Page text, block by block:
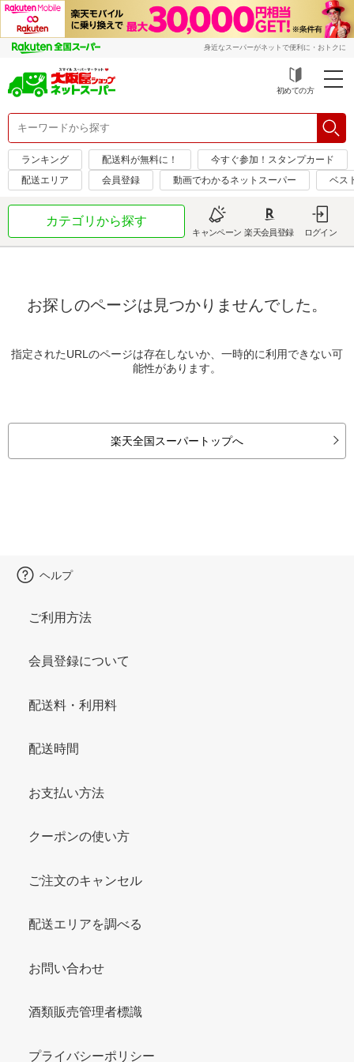
身近なスーパーがネットで便利に・おトクに
初めての方
ランキング 配送料が無料に！
今すぐ参加！スタンプカード
配送エリア
会員登録 動画でわかるネットスーパー ベス
カテゴリから探す
キャンペーン 楽天会員登録 ログイン
お探しのページは見つかりませんでした。
指定されたURLのページは存在しないか、一時的に利用できない可
能性があります。
楽天全国スーパートップへ
ヘルプ
ご利用方法
会員登録について
配送料・利用料
配送時間
お支払い方法
クーポンの使い方
ご注文のキャンセル
配送エリアを調べる
お問い合わせ
酒類販売管理者標識
プライバシーポリシー